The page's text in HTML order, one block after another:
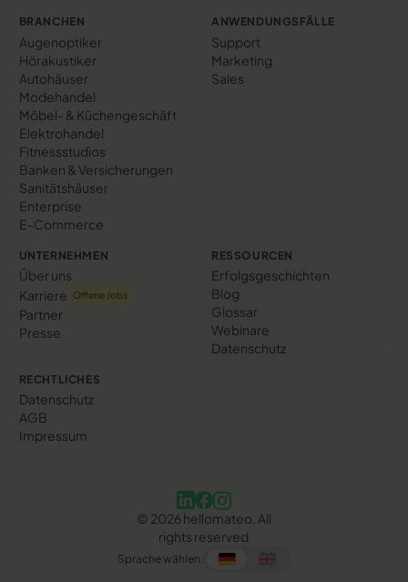
BRANCHEN
Augenoptiker
Hörakustiker
Autohäuser
Modehandel
Möbel- & Küchengeschäft
Elektrohandel
Fitnessstudios
Banken & Versicherungen
Sanitätshäuser
Enterprise
E-Commerce
ANWENDUNGSFÄLLE
Support
Marketing
Sales
UNTERNEHMEN
Über uns
Karriere
Offene Jobs
Partner
Presse
RESSOURCEN
Erfolgs­geschichten
Blog
Glossar
Webinare
Datenschutz
RECHTLICHES
Datenschutz
AGB
Impressum
© 2026 hellomateo. All
rights reserved
Sprache wählen: